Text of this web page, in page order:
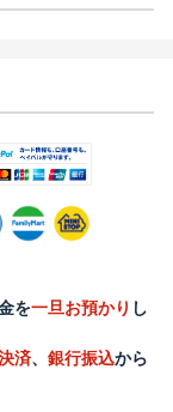
を一旦お預かり し
済、 銀行振込から